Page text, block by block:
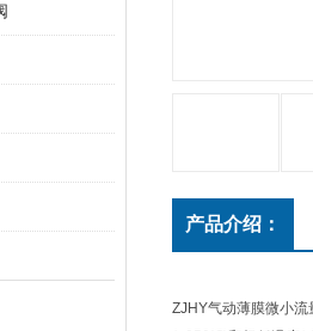
产品介绍：
ZJHY气动薄膜微小